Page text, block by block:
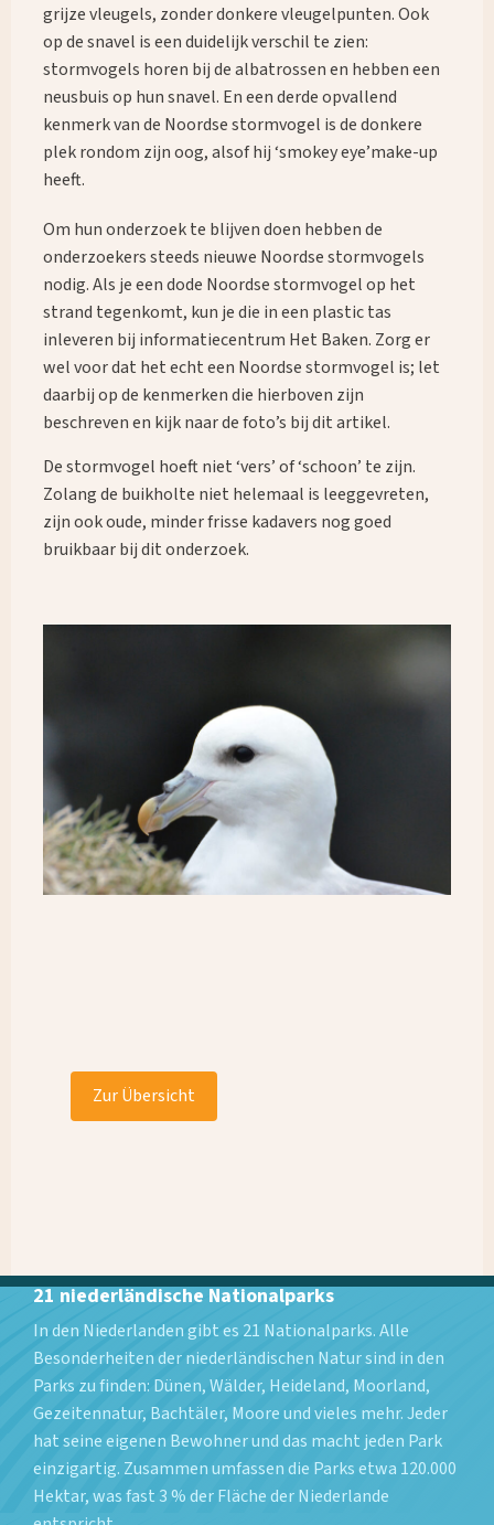
grijze vleugels, zonder donkere vleugelpunten. Ook
op de snavel is een duidelijk verschil te zien:
stormvogels horen bij de albatrossen en hebben een
neusbuis op hun snavel. En een derde opvallend
kenmerk van de Noordse stormvogel is de donkere
plek rondom zijn oog, alsof hij ‘smokey eye’make-up
heeft.
Om hun onderzoek te blijven doen hebben de
onderzoekers steeds nieuwe Noordse stormvogels
nodig. Als je een dode Noordse stormvogel op het
strand tegenkomt, kun je die in een plastic tas
inleveren bij informatiecentrum Het Baken. Zorg er
wel voor dat het echt een Noordse stormvogel is; let
daarbij op de kenmerken die hierboven zijn
beschreven en kijk naar de foto’s bij dit artikel.
De stormvogel hoeft niet ‘vers’ of ‘schoon’ te zijn.
Zolang de buikholte niet helemaal is leeggevreten,
zijn ook oude, minder frisse kadavers nog goed
bruikbaar bij dit onderzoek.
Zur Übersicht
21 niederländische Nationalparks
In den Niederlanden gibt es 21 Nationalparks. Alle
Besonderheiten der niederländischen Natur sind in den
Parks zu finden: Dünen, Wälder, Heideland, Moorland,
Gezeitennatur, Bachtäler, Moore und vieles mehr. Jeder
hat seine eigenen Bewohner und das macht jeden Park
einzigartig. Zusammen umfassen die Parks etwa 120.000
Hektar, was fast 3 % der Fläche der Niederlande